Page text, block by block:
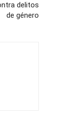
delitos
de género